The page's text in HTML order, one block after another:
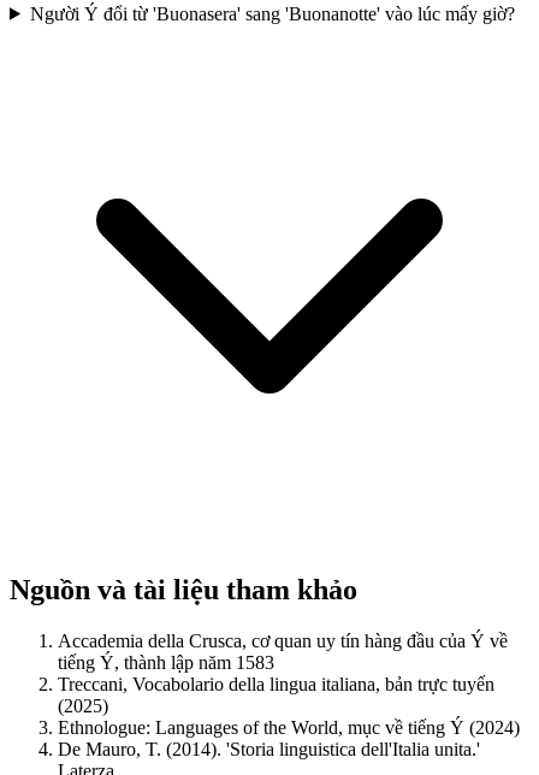
Người Ý đổi từ 'Buonasera' sang 'Buonanotte' vào lúc mấy giờ?
Nguồn và tài liệu tham khảo
Accademia della Crusca, cơ quan uy tín hàng đầu của Ý về
tiếng Ý, thành lập năm 1583
Treccani, Vocabolario della lingua italiana, bản trực tuyến
(2025)
Ethnologue: Languages of the World, mục về tiếng Ý (2024)
De Mauro, T. (2014). 'Storia linguistica dell'Italia unita.'
Laterza.